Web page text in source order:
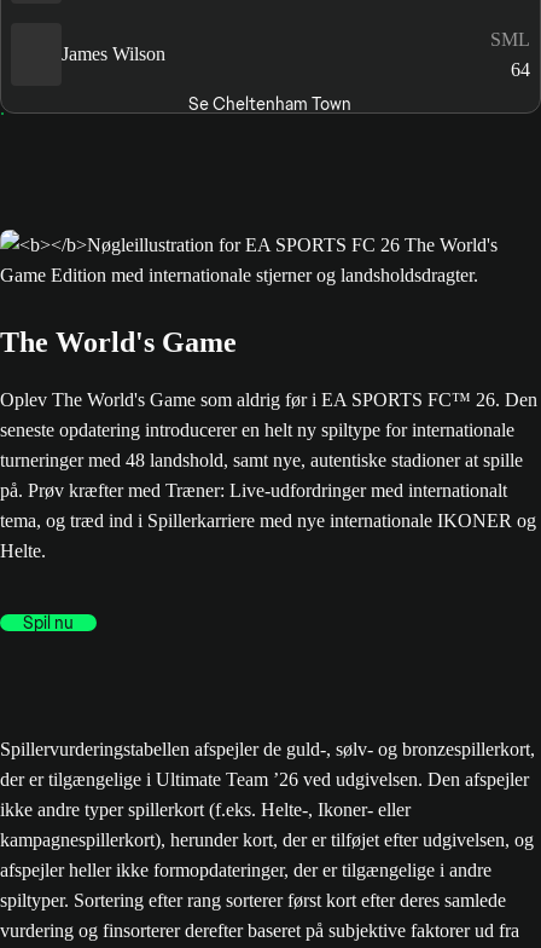
James Wilson
SML
64
Se Cheltenham Town
The World's Game
Oplev The World's Game som aldrig før i EA SPORTS FC™ 26. Den
seneste opdatering introducerer en helt ny spiltype for internationale
turneringer med 48 landshold, samt nye, autentiske stadioner at spille
på. Prøv kræfter med Træner: Live-udfordringer med internationalt
tema, og træd ind i Spillerkarriere med nye internationale IKONER og
Helte.
Spil nu
Spillervurderingstabellen afspejler de guld-, sølv- og bronzespillerkort,
der er tilgængelige i Ultimate Team ’26 ved udgivelsen. Den afspejler
ikke andre typer spillerkort (f.eks. Helte-, Ikoner- eller
kampagnespillerkort), herunder kort, der er tilføjet efter udgivelsen, og
afspejler heller ikke formopdateringer, der er tilgængelige i andre
spiltyper. Sortering efter rang sorterer først kort efter deres samlede
vurdering og finsorterer derefter baseret på subjektive faktorer ud fra